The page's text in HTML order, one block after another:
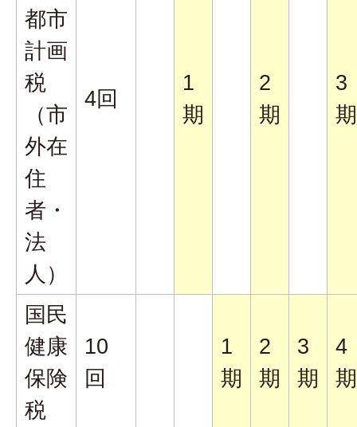
都市
計画
税
（市
外在
住
者・
法
人）
4回
1
期
2
期
3
期
国民
健康
保険
税
10
回
1
期
2
期
3
期
4
期